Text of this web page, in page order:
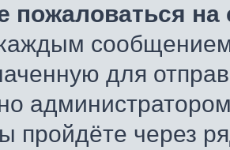
пожаловаться
сообщением
для
пройдёте через